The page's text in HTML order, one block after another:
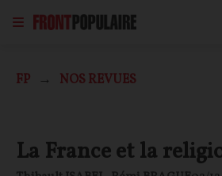
FP NOS REVUES
La France et la